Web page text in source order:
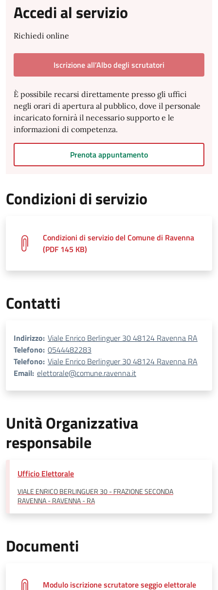
Accedi al servizio
Richiedi online
Iscrizione all’Albo degli scrutatori
È possibile recarsi direttamente presso gli uffici
negli orari di apertura al pubblico, dove il personale
incaricato fornirà il necessario supporto e le
informazioni di competenza.
Prenota appuntamento
Condizioni di servizio
Condizioni di servizio del Comune di Ravenna
(PDF 145 KB)
Contatti
Indirizzo: Viale Enrico Berlinguer 30 48124 Ravenna RA
Telefono: 0544482283
Telefono: Viale Enrico Berlinguer 30 48124 Ravenna RA
Email: elettorale@comune.ravenna.it
Unità Organizzativa
responsabile
Ufficio Elettorale
VIALE ENRICO BERLINGUER 30 - FRAZIONE SECONDA
RAVENNA - RAVENNA - RA
Documenti
Modulo iscrizione scrutatore seggio elettorale